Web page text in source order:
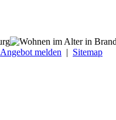
Angebot melden | Sitemap